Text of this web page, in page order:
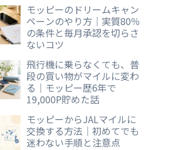
モッピーのドリームキャン
ペーンのやり方｜実質80％
の条件と毎月承認を切らさ
ないコツ
飛行機に乗らなくても、普
段の買い物がマイルに変わ
る｜モッピー歴6年で
19,000P貯めた話
モッピーからJALマイルに
交換する方法｜初めてでも
迷わない手順と注意点